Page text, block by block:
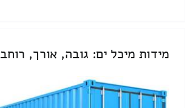
מידות מיכל ים: גובה, אורך, רוחב